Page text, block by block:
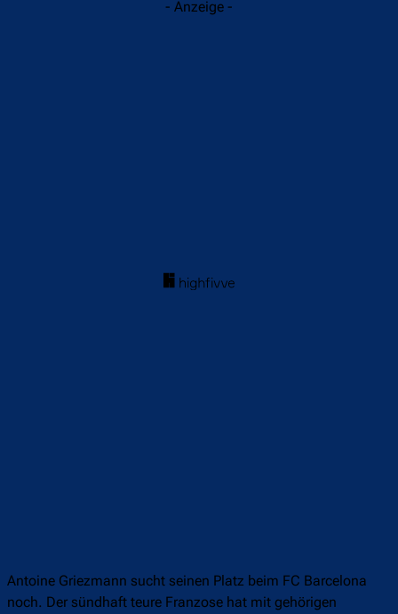
- Anzeige -
Antoine Griezmann sucht seinen Platz beim FC Barcelona
noch. Der sündhaft teure Franzose hat mit gehörigen